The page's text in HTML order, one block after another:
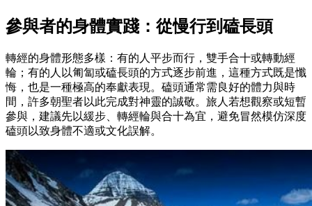
參與者的身體實踐：從慢行到磕長頭
轉經的身體形態多樣：有的人平步而行，雙手合十或轉動經
輪；有的人以匍匐或磕長頭的方式逐步前進，這種方式既是懺
悔，也是一種極高的奉獻表現。磕頭通常需良好的體力與時
間，許多朝聖者以此完成對神靈的誠敬。旅人若想觀察或短暫
參與，建議先以緩步、轉經輪與合十為宜，避免冒然模仿深度
磕頭以致身體不適或文化誤解。